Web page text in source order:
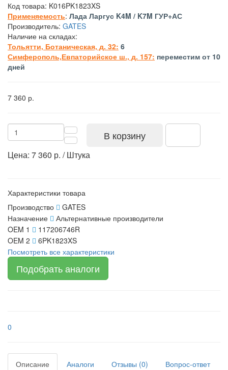
Код товара: K016PK1823XS
Применяемость: Лада Ларгус K4M / K7M ГУР+АС
Производитель: GATES
Наличие на складах:
Тольятти, Ботаническая, д. 32: 6
Симферополь,Евпаторийское ш., д. 157: переместим от 10
дней
7 360 р.
В корзину
Цена: 7 360 р. / Штука
Характеристики товара
Производство
GATES
Назначение
Альтернативные производители
OEM 1
117206746R
OEM 2
6PK1823XS
Посмотреть все характеристики
Подобрать аналоги
0
Описание Аналоги Отзывы (0) Вопрос-ответ